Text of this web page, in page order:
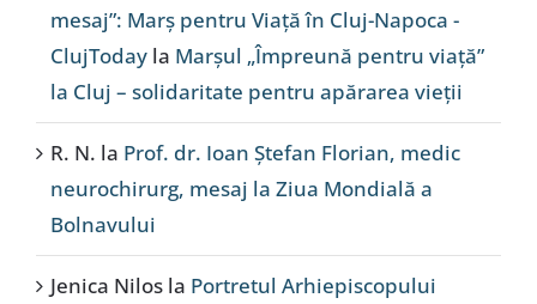
mesaj”: Marș pentru Viață în Cluj-Napoca -
ClujToday la Marșul „Împreună pentru viață”
la Cluj – solidaritate pentru apărarea vieții
R. N. la Prof. dr. Ioan Ștefan Florian, medic
neurochirurg, mesaj la Ziua Mondială a
Bolnavului
Jenica Nilos la Portretul Arhiepiscopului